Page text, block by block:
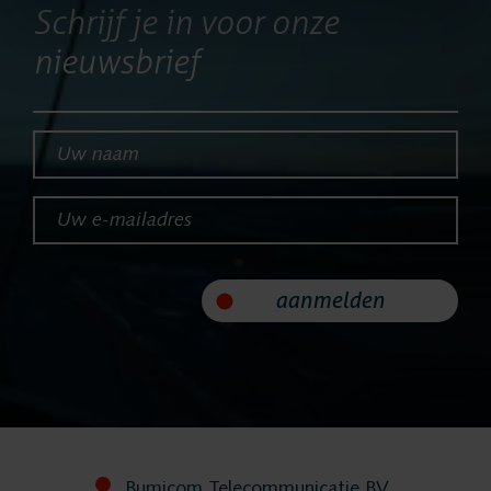
Producten
ASC
Storavox
FlexREC
LeapXpert
Projecten
Schrijf je in voor onze
nieuwsbrief
Uw naam*
Uw e-mailadres*
aanmelden